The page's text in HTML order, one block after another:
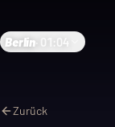
Berlin 01:04
Zurück